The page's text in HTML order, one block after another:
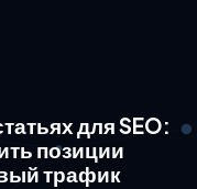
для SEO:
позиции
трафик